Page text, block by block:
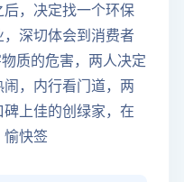
，决定找一个环保
深切体会到消费者
质的危害，两人决定
，内行看门道，两
上佳的创绿家，在
愉快签